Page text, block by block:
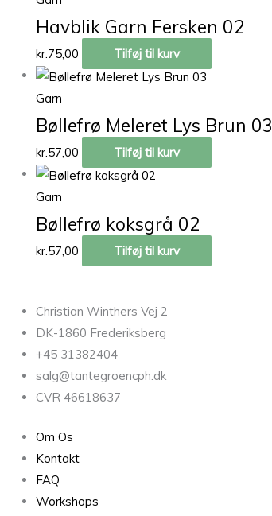
Havblik Garn Fersken 02
kr.75,00 Tilføj til kurv
Garn
Bøllefrø Meleret Lys Brun 03
kr.57,00 Tilføj til kurv
Garn
Bøllefrø koksgrå 02
kr. 57,00 Tilføj til kurv
Christian Winthers Vej 2
DK-1860 Frederiksberg
+45 31382404
salg@tantegroencph.dk
CVR 46618637
Om Os
Kontakt
FAQ
Workshops